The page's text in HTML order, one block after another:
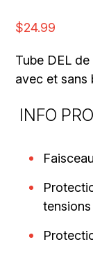
$24.99
Tube DEL
avec et sans
INFO
tensions